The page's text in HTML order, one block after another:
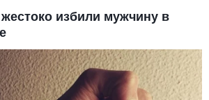
избили мужчину в